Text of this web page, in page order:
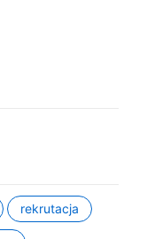
rekrutacja